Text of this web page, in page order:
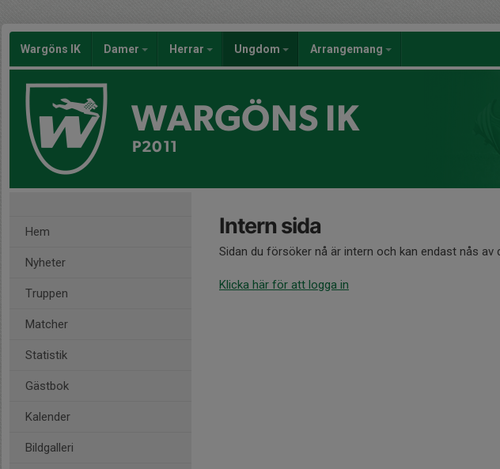
Wargöns IK Damer Herrar Ungdom Arrangemang
WARGÖNS IK
P2011
Hem
Nyheter
Truppen
Matcher
Statistik
Gästbok
Kalender
Bildgalleri
Intern sida
Sidan du försöker nå är intern och kan endast nås
Klicka här för att logga in